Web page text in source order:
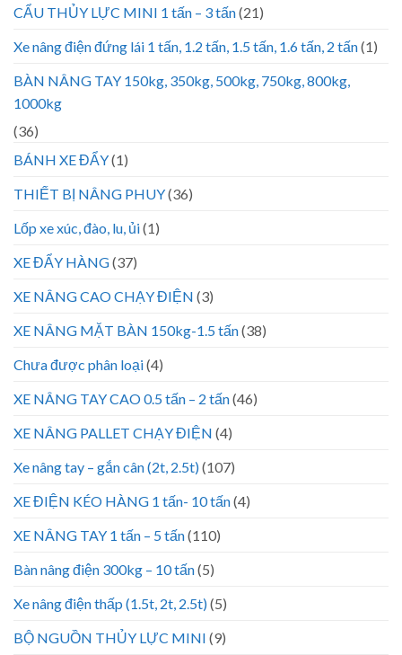
CẨU THỦY LỰC MINI 1 tấn – 3 tấn(21)
Xe nâng điện đứng lái 1 tấn, 1.2 tấn, 1.5 tấn, 1.6 tấn, 2 tấn(1)
BÀN NÂNG TAY 150kg, 350kg, 500kg, 750kg, 800kg,
1000kg
(36)
BÁNH XE ĐẨY(1)
THIẾT BỊ NÂNG PHUY(36)
Lốp xe xúc, đào, lu, ủi(1)
XE ĐẨY HÀNG(37)
XE NÂNG CAO CHẠY ĐIỆN (3)
XE NÂNG MẶT BÀN 150kg-1.5 tấn(38)
Chưa được phân loại(4)
XE NÂNG TAY CAO 0.5 tấn – 2 tấn(46)
XE NÂNG PALLET CHẠY ĐIỆN (4)
Xe nâng tay – gắn cân (2t, 2.5t)(107)
XE ĐIỆN KÉO HÀNG 1 tấn- 10 tấn(4)
XE NÂNG TAY 1 tấn – 5 tấn(110)
Bàn nâng điện 300kg – 10 tấn(5)
Xe nâng điện thấp (1.5t, 2t, 2.5t)(5)
BỘ NGUỒN THỦY LỰC MINI (9)